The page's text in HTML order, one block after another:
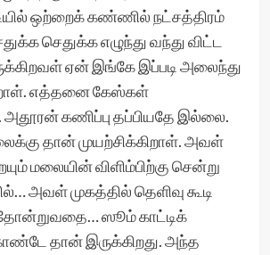
ஒற்றைக் கண்ணில் நட்சத்திரம்
செதுக்க எழுந்து வந்து விட்ட
ஏன் இங்கே இப்படி அலைந்து
எத்தனை கேஸ்கள்
அதூரன் கணிப்பு தப்பியதே இல்லை.
தான் முயற்சிக்கிறாள். அவள்
மலையின் விளிம்பிற்கு சென்று
அவள் முகத்தில் தெளிவு கூடி
ஸூம் காட்டிக்
தான் இருக்கிறது. அந்த